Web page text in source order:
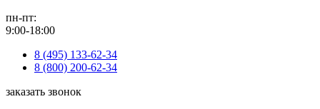
пн-пт:
9:00-18:00
8 (495) 133-62-34
8 (800) 200-62-34
заказать звонок